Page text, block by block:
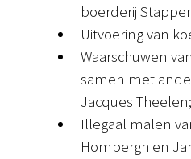
boerderij
Uitvoering van
Waarschuwen
samen met
Jacques Theelen;
Illegaal malen
Hombergh en